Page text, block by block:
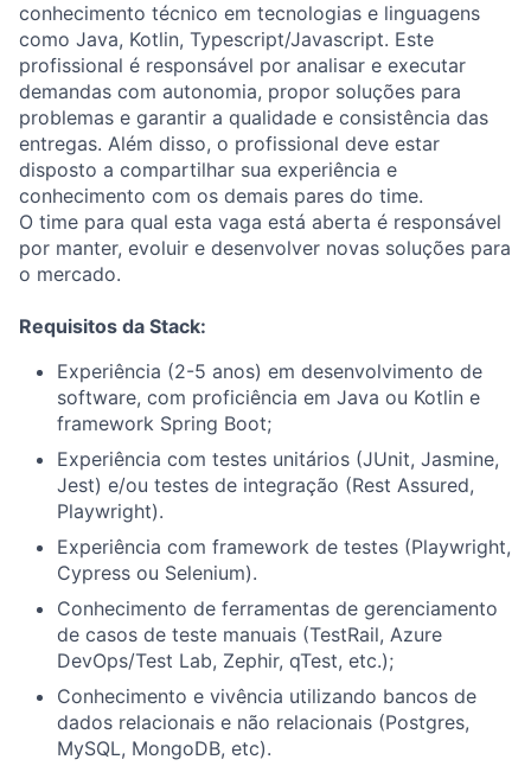
conhecimento técnico em tecnologias e linguagens
como Java, Kotlin, Typescript/Javascript. Este
profissional é responsável por analisar e executar
demandas com autonomia, propor soluções para
problemas e garantir a qualidade e consistência das
entregas. Além disso, o profissional deve estar
disposto a compartilhar sua experiência e
conhecimento com os demais pares do time.
O time para qual esta vaga está aberta é responsável
por manter, evoluir e desenvolver novas soluções para
o mercado.
Requisitos da Stack:
Experiência (2-5 anos) em desenvolvimento de
software, com proficiência em Java ou Kotlin e
framework Spring Boot;
Experiência com testes unitários (JUnit, Jasmine,
Jest) e/ou testes de integração (Rest Assured,
Playwright).
Experiência com framework de testes (Playwright,
Cypress ou Selenium).
Conhecimento de ferramentas de gerenciamento
de casos de teste manuais (TestRail, Azure
DevOps/Test Lab, Zephir, qTest, etc.);
Conhecimento e vivência utilizando bancos de
dados relacionais e não relacionais (Postgres,
MySQL, MongoDB, etc).